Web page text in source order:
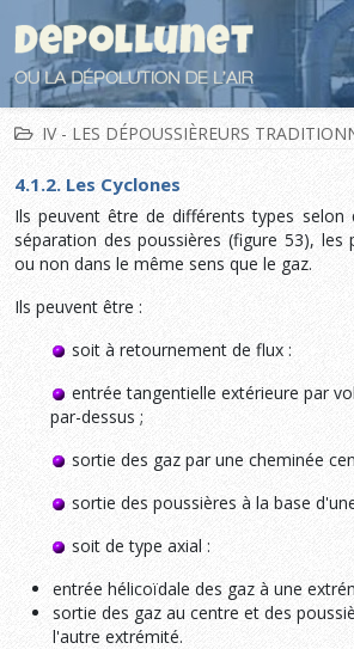
IV - LES DÉPOUSSIÈREURS
4.1.2. Les Cyclones
Ils peuvent être de différents types selon
séparation des poussières (figure 53), les
ou non dans le même sens que le gaz.
Ils peuvent être :
soit à retournement de flux :
entrée tangentielle extérieure par
par-dessus ;
sortie des gaz par une cheminée
sortie des poussières à la base
soit de type axial :
entrée hélicoïdale des gaz à une
sortie des gaz au centre et des
l'autre extrémité.